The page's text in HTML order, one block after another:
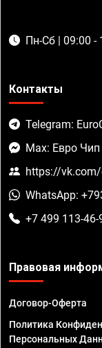
Пн-Сб | 09:00 -
Контакты
Telegram:
Max: Евро
https://
WhatsApp:
+7 499 113-46-
Правовая
Договор-Оферта
Политика
Персональных